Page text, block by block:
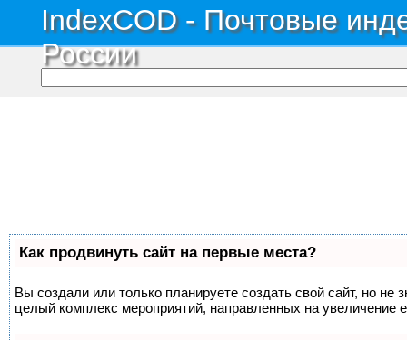
IndexCOD - Почтовые
России
Как продвинуть сайт на первые места?
Вы создали или только планируете создать свой сайт, но не
целый комплекс мероприятий, направленных на увеличение